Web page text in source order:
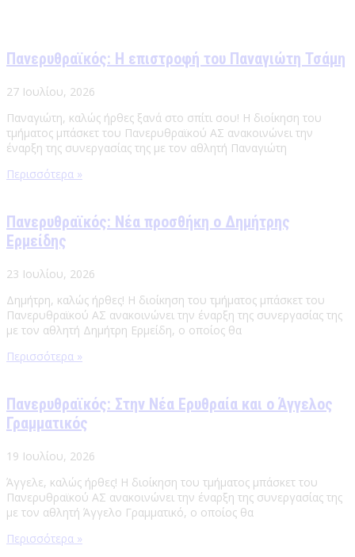
Πανερυθραϊκός: Η επιστροφή του Παναγιώτη Τσάμη
27 Ιουλίου, 2026
Παναγιώτη, καλώς ήρθες ξανά στο σπίτι σου! Η διοίκηση του
τμήματος μπάσκετ του Πανερυθραϊκού ΑΣ ανακοινώνει την
έναρξη της συνεργασίας της με τον αθλητή Παναγιώτη
Περισσότερα »
Πανερυθραϊκός: Νέα προσθήκη ο Δημήτρης
Ερμείδης
23 Ιουλίου, 2026
Δημήτρη, καλώς ήρθες! Η διοίκηση του τμήματος μπάσκετ του
Πανερυθραϊκού ΑΣ ανακοινώνει την έναρξη της συνεργασίας της
με τον αθλητή Δημήτρη Ερμείδη, ο οποίος θα
Περισσότερα »
Πανερυθραϊκός: Στην Νέα Ερυθραία και ο Άγγελος
Γραμματικός
19 Ιουλίου, 2026
Άγγελε, καλώς ήρθες! Η διοίκηση του τμήματος μπάσκετ του
Πανερυθραϊκού ΑΣ ανακοινώνει την έναρξη της συνεργασίας της
με τον αθλητή Άγγελο Γραμματικό, ο οποίος θα
Περισσότερα »